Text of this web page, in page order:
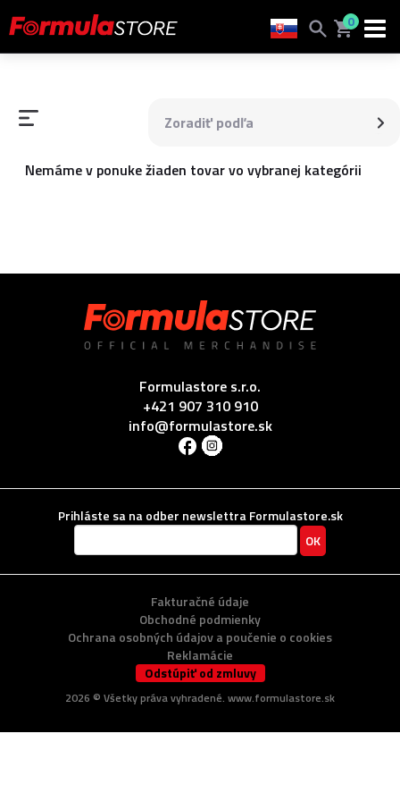
0
Zoradiť podľa
Nemáme v ponuke žiaden tovar vo vybranej kategórii
Formulastore s.r.o.
+421 907 310 910
info@formulastore.sk
Prihláste sa na odber newslettra Formulastore.sk
Fakturačné údaje
Obchodné podmienky
Ochrana osobných údajov a poučenie o cookies
Reklamácie
Odstúpiť od zmluvy
2026 © Všetky práva vyhradené. www.formulastore.sk